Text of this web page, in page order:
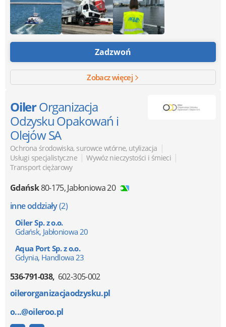
Zadzwoń
Zobacz więcej
OilerOrganizacja
Odzysku Opakowań i
Olejów SA
Ochrona środowiska, surowce wtórne, utylizacja |
Usługi specjalistyczne | Wywóz nieczystości i śmieci |
Transport ciężarowy
Gdańsk80-175,Jabłoniowa 20
inne oddziały(2)
Oiler Sp. z o.o.
Gdańsk, Jabłoniowa 20
Aqua Port Sp. z o.o.
Gdynia, Handlowa 23
536-791-038 602-305-002
oilerorganizacjaodzysku.pl
o...@oileroo.pl